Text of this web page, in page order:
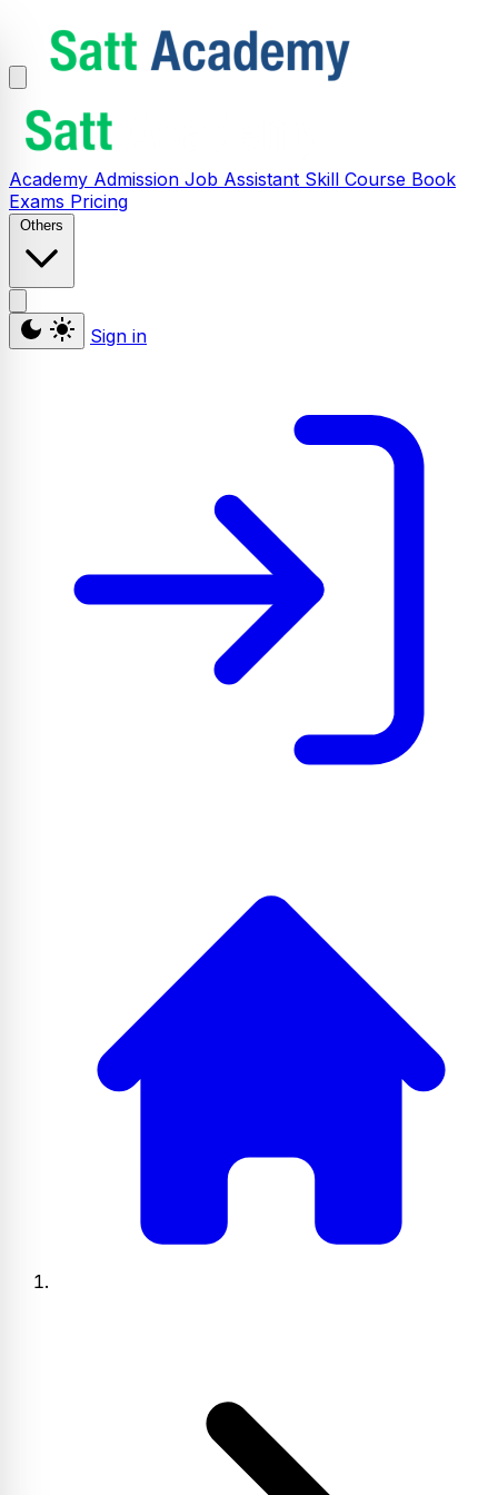
Academy Admission Job Assistant Skill Course Book
Exams Pricing
Others
Sign in